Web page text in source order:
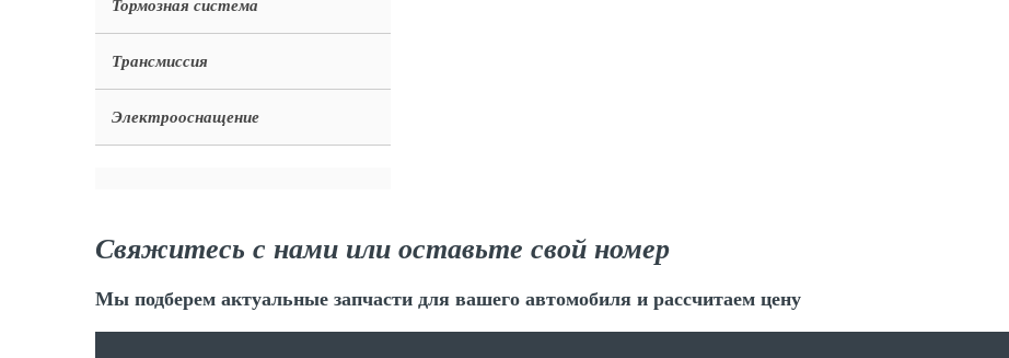
Тормозная система
Трансмиссия
Электрооснащение
Свяжитесь с нами или оставьте свой номер
Мы подберем актуальные запчасти для вашего автомобиля и рассчитаем цену